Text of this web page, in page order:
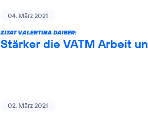
04. März 2021
ZITAT VALENTINA DAIBER:
Stärker die VATM Arbeit
02. März 2021